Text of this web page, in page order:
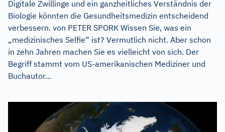
Digitale Zwillinge und ein ganzheitliches Verständnis der
Biologie könnten die Gesundheitsmedizin entscheidend
verbessern. von PETER SPORK Wissen Sie, was ein
„medizinisches Selfie“ ist? Vermutlich nicht. Aber schon
in zehn Jahren machen Sie es vielleicht von sich. Der
Begriff stammt vom US-amerikanischen Mediziner und
Buchautor...